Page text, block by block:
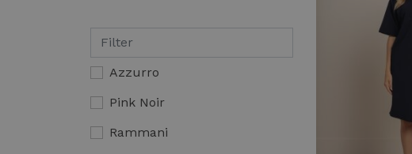
Azzurro
Pink Noir
Rammani